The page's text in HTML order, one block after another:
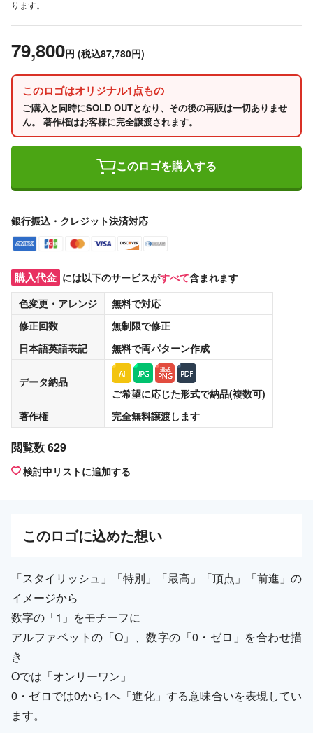
ります。
79,800円 (税込87,780円)
このロゴはオリジナル1点もの
ご購入と同時にSOLD OUTとなり、その後の再販は一切ありませ
ん。 著作権はお客様に完全譲渡されます。
このロゴを購入する
銀行振込・クレジット決済対応
購入代金 には以下のサービスがすべて含まれます
色変更・アレンジ
無料で対応
修正回数
無制限で修正
日本語英語表記
無料で両パターン作成
データ納品
ご希望に応じた形式で納品(複数可)
著作権
完全無料譲渡します
閲覧数 629
検討中リストに追加する
このロゴに込めた想い
「スタイリッシュ」「特別」「最高」「頂点」「前進」の
イメージから
数字の「1」をモチーフに
アルファベットの「O」、数字の「0・ゼロ」を合わせ描
き
Oでは「オンリーワン」
0・ゼロでは0から1へ「進化」する意味合いを表現してい
ます。